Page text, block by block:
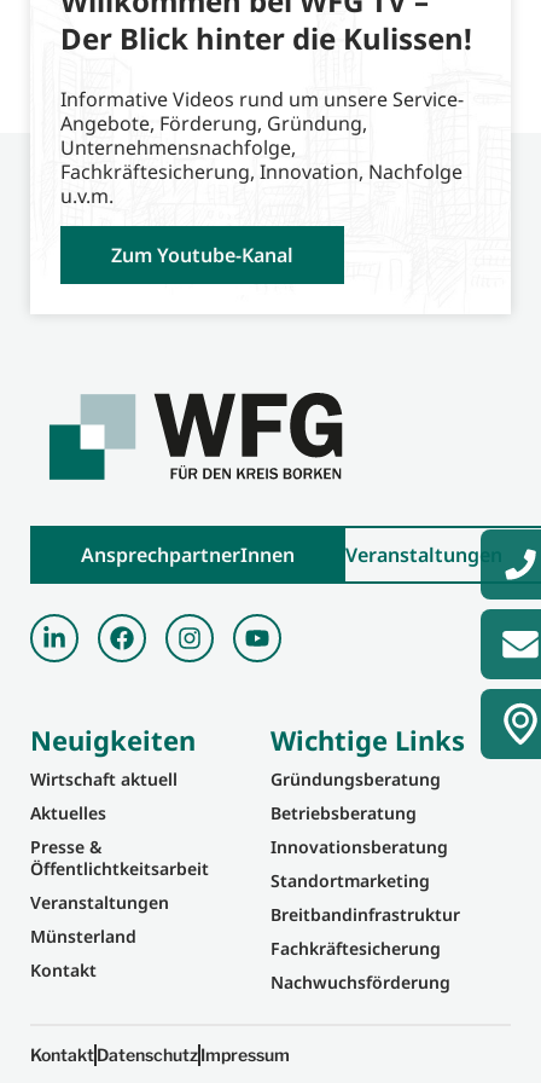
Der Blick hinter die Kulissen!
Informative Videos rund um unsere Service-
Angebote, Förderung, Gründung,
Unternehmensnachfolge,
Fachkräftesicherung, Innovation, Nachfolge
u.v.m.
Zum Youtube-Kanal
AnsprechpartnerInnen Veranstaltungen
Neuigkeiten
Wirtschaft aktuell
Aktuelles
Presse &
Öffentlichtkeitsarbeit
Veranstaltungen
Münsterland
Kontakt
Wichtige Links
Gründungsberatung
Betriebsberatung
Innovationsberatung
Standortmarketing
Breitbandinfrastruktur
Fachkräftesicherung
Nachwuchsförderung
KontaktDatenschutzImpressum